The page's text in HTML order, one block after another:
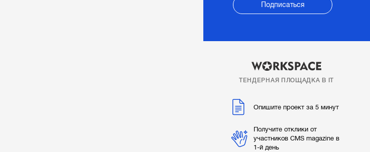
Подписаться
ТЕНДЕРНАЯ ПЛОЩАДКА В IT
Опишите проект за 5 минут
Получите отклики от
участников CMS magazine в
1-й день